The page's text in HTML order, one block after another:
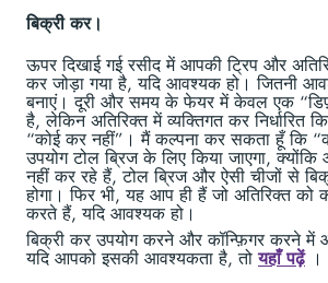
बिक्री कर।
ऊपर दिखाई गई रसीद में आपकी ट्रिप और
कर जोड़ा गया है, यदि आवश्यक हो। जितनी
बनाएं। दूरी और समय के फेयर में केवल एक
है, लेकिन अतिरिक्त में व्यक्तिगत कर निर्धारित
“कोई कर नहीं”। मैं कल्पना कर सकता हूँ कि
उपयोग टोल ब्रिज के लिए किया जाएगा,
नहीं कर रहे हैं, टोल ब्रिज और ऐसी चीजों से
होगा। फिर भी, यह आप ही हैं जो अतिरिक्त को
करते हैं, यदि आवश्यक हो।
बिक्री कर उपयोग करने और कॉन्फ़िगर करने में
यदि आपको इसकी आवश्यकता है, तोयहाँ पढ़ें।